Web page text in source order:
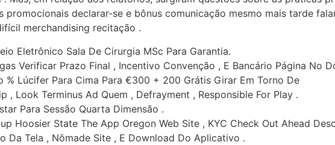
declarar-se e bônus comunicação mesmo mais tarde
merchandising recitação .
Eletrônico Sala De Cirurgia MSc Para Garantia.
Verificar Prazo Final , Incentivo Convenção , E Bancário Página No
% Lúcifer Para Cima Para €300 + 200 Grátis Girar Em Torno De
, Look Terminus Ad Quem , Defrayment , Responsible For Play .
Para Sessão Quarta Dimensão .
Hoosier State The App Oregon Web Site , KYC Check Out Ahead
Da Tela , Nômade Site , E Download Do Aplicativo .